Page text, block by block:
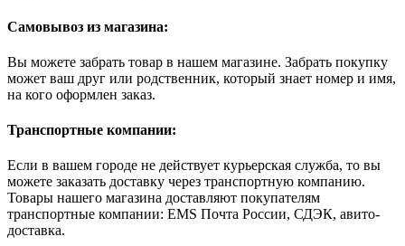
Самовывоз из магазина:
Вы можете забрать товар в нашем магазине. Забрать покупку
может ваш друг или родственник, который знает номер и имя,
на кого оформлен заказ.
Транспортные компании:
Если в вашем городе не действует курьерская служба, то вы
можете заказать доставку через транспортную компанию.
Товары нашего магазина доставляют покупателям
транспортные компании: EMS Почта России, СДЭК, авито-
доставка.